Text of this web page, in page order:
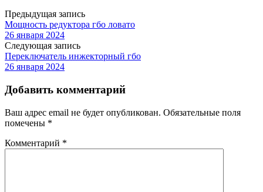
Предыдущая запись
Мощность редуктора гбо ловато
26 января 2024
Следующая запись
Переключатель инжекторный гбо
26 января 2024
Добавить комментарий
Ваш адрес email не будет опубликован. Обязательные поля
помечены *
Комментарий *